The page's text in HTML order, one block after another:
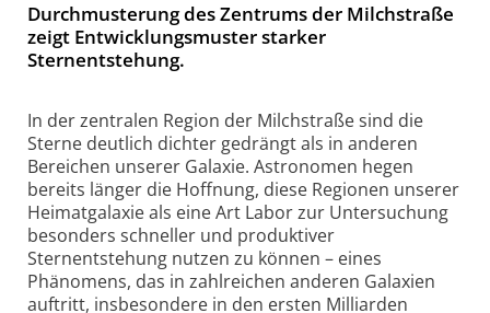
Durchmusterung des Zentrums der Milchstraße
zeigt Entwicklungsmuster starker
Sternentstehung.
In der zentralen Region der Milchstraße sind die
Sterne deutlich dichter gedrängt als in anderen
Bereichen unserer Galaxie. Astronomen hegen
bereits länger die Hoffnung, diese Regionen unserer
Heimat­galaxie als eine Art Labor zur Untersuchung
besonders schneller und produktiver
Sternentstehung nutzen zu können – eines
Phänomens, das in zahlreichen anderen Galaxien
auftritt, insbesondere in den ersten Milliarden